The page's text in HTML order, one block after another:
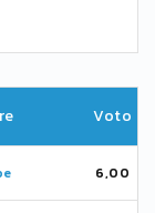
Voto
6,00